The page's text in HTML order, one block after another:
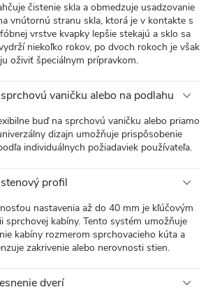
čistenie skla a obmedzuje usadzovanie
vnútornú stranu skla, ktorá je v kontakte s
vrstve kvapky lepšie stekajú a sklo sa
niekoľko rokov, po dvoch rokoch je však
oživiť špeciálnym prípravkom.
vaničku alebo na podlahu
buď na sprchovú vaničku alebo priamo
dizajn umožňuje prispôsobenie
individuálnych požiadaviek používateľa.
profil
nastavenia až do 40 mm je kľúčovým
sprchovej kabíny. Tento systém umožňuje
kabíny rozmerom sprchovacieho kúta a
zakrivenie alebo nerovnosti stien.
dverí